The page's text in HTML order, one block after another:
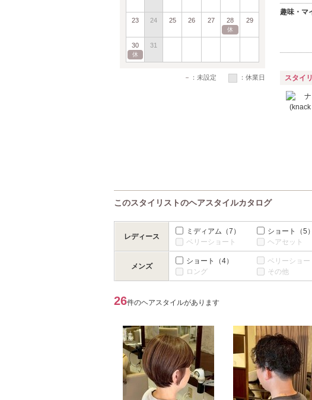
23 24 25 26 27 28
休
29
30
休
31
－ ：未設定 ：休業日
趣味・マ
スタイ
このスタイリストのヘアスタイルカタログ
レディース
ミディアム （7） ショート （5）
ベリーショート
ヘアセット
メンズ
ショート （4） ベリーショー
ロング
その他
26件のヘアスタイルがあります